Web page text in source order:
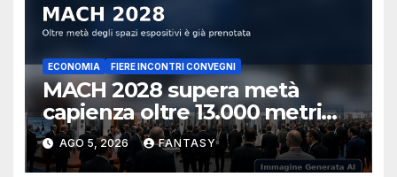
ECONOMIA FIERE INCONTRI CONVEGNI
MACH 2028 supera metà
capienza oltre 13.000 metri
quadrati già prenotati
AGO 5, 2026 FANTASY